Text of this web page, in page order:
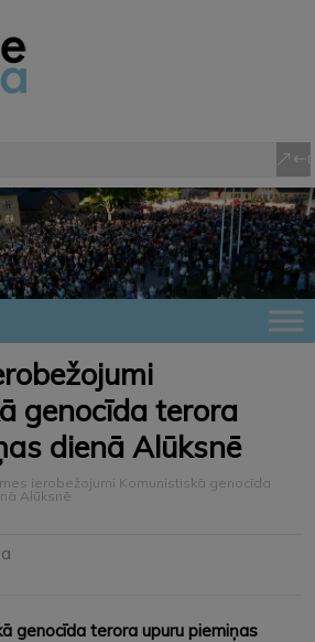
genocīda terora
dienā Alūksnē
ierobežojumi Komunistiskā genocīda
Alūksnē
genocīda terora upuru piemiņas